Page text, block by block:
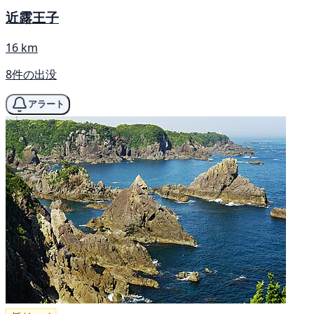
近露王子
16 km
8件の出没
アラート